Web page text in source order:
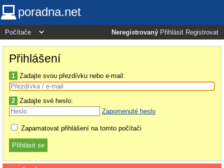
poradna.net
Neregistrovaný Přihlásit Registrovat
Přihlášení
1 Zadajte svou přezdívku nebo e-mail:
2 Zadajte své heslo:
Zapomenuté heslo
Zapamatovat přihlášení na tomto počítači